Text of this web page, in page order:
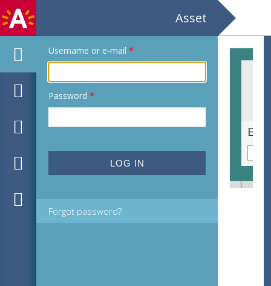
Asset
Username or e-mail *
Password *
Forgot password?
Ex libris voor J.C.de Bruyn van Melis- en Mariekerke-Mackay door M.C.Escher